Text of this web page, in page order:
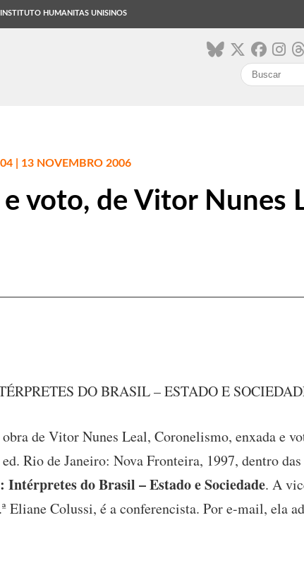
INSTITUTO HUMANITAS UNISINOS
| 13 NOVEMBRO 2006
voto, de Vitor Nunes
DO BRASIL – ESTADO E
de Vitor Nunes Leal, Coronelismo, enxada e
Rio de Janeiro: Nova Fronteira, 1997, dentro das
do Brasil – Estado e Sociedade. A
Eliane Colussi, é a conferencista. Por e-mail, ela